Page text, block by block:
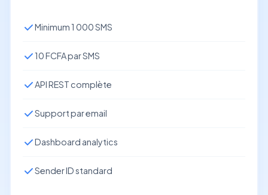
Minimum 1 000 SMS
10 FCFA par SMS
API REST complète
Support par email
Dashboard analytics
Sender ID standard